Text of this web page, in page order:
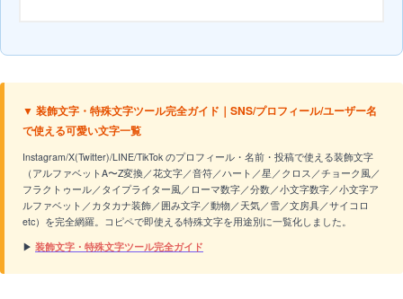
▼ 装飾文字・特殊文字ツール完全ガイド｜SNS/プロフィール/ユーザー名
で使える可愛い文字一覧
Instagram/X(Twitter)/LINE/TikTok のプロフィール・名前・投稿で使える装飾文字
（アルファベットA〜Z変換／花文字／音符／ハート／星／クロス／チョーク風／
フラクトゥール／タイプライター風／ローマ数字／分数／小文字数字／小文字ア
ルファベット／カタカナ装飾／囲み文字／動物／天気／雪／文房具／サイコロ
etc）を完全網羅。コピペで即使える特殊文字を用途別に一覧化しました。
▶ 装飾文字・特殊文字ツール完全ガイド